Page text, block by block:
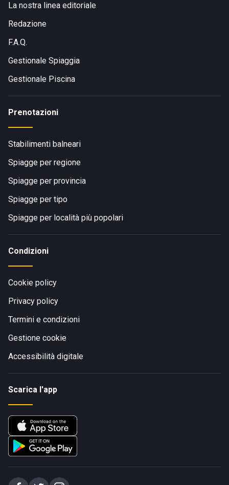
La nostra linea editoriale
Redazione
F.A.Q.
Gestionale Spiaggia
Gestionale Piscina
Prenotazioni
Stabilimenti balneari
Spiagge per regione
Spiagge per provincia
Spiagge per tipo
Spiagge per località più popolari
Condizioni
Cookie policy
Privacy policy
Termini e condizioni
Gestione cookie
Accessibilità digitale
Scarica l'app